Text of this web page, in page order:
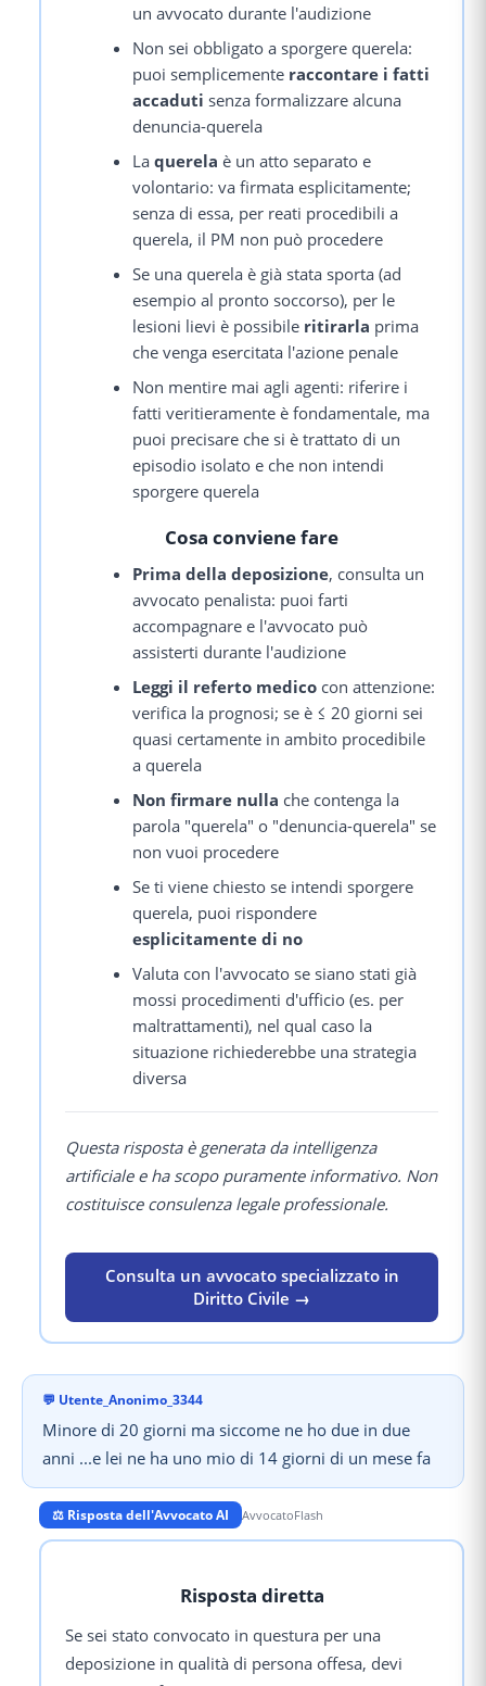
un avvocato durante l'audizione
Non sei obbligato a sporgere querela:
puoi semplicemente raccontare i fatti
accaduti senza formalizzare alcuna
denuncia-querela
Laquerela è un atto separato e
volontario: va firmata esplicitamente;
senza di essa, per reati procedibili a
querela, il PM non può procedere
Se una querela è già stata sporta (ad
esempio al pronto soccorso), per le
lesioni lievi è possibile ritirarla prima
che venga esercitata l'azione penale
Non mentire mai agli agenti: riferire i
fatti veritieramente è fondamentale, ma
puoi precisare che si è trattato di un
episodio isolato e che non intendi
sporgere querela
Cosa conviene fare
Prima della deposizione, consulta un
avvocato penalista: puoi farti
accompagnare e l'avvocato può
assisterti durante l'audizione
Leggi il referto medico con attenzione:
verifica la prognosi; se è ≤ 20 giorni sei
quasi certamente in ambito procedibile
a querela
Non firmare nulla che contenga la
parola "querela" o "denuncia-querela" se
non vuoi procedere
Se ti viene chiesto se intendi sporgere
querela, puoi rispondere
esplicitamente di no
Valuta con l'avvocato se siano stati già
mossi procedimenti d'ufficio (es. per
maltrattamenti), nel qual caso la
situazione richiederebbe una strategia
diversa
Questa risposta è generata da intelligenza
artificiale e ha scopo puramente informativo. Non
costituisce consulenza legale professionale.
Consulta un avvocato specializzato in
Diritto Civile →
💬 Utente_Anonimo_3344
Minore di 20 giorni ma siccome ne ho due in due
anni ...e lei ne ha uno mio di 14 giorni di un mese fa
⚖️ Risposta dell'Avvocato AI AvvocatoFlash
Risposta diretta
Se sei stato convocato in questura per una
deposizione in qualità di persona offesa, devi